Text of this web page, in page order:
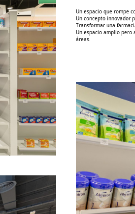
Un espacio que rompe
Un concepto innovador
Transformar una
Un espacio amplio pero
áreas.